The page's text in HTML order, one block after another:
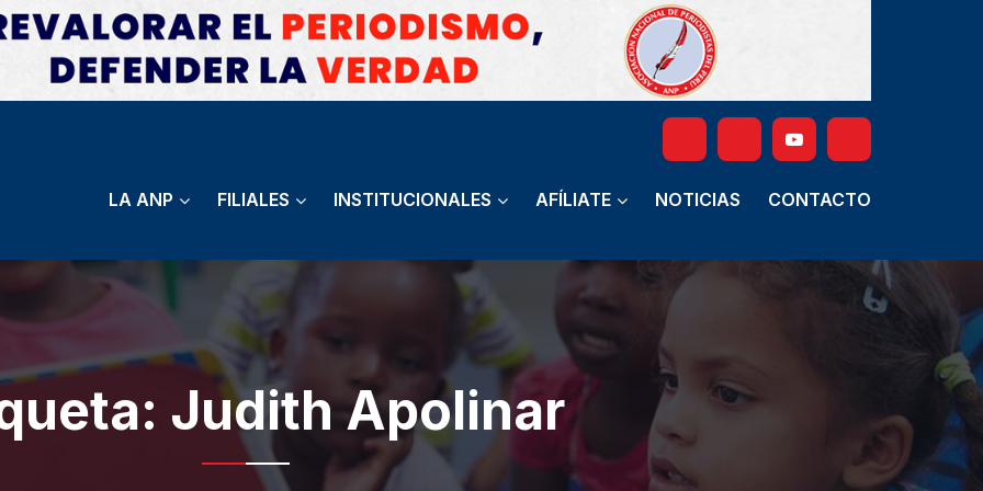
LA ANP FILIALES INSTITUCIONALES AFÍLIATE NOTICIAS CONTACTO
Judith Apolinar